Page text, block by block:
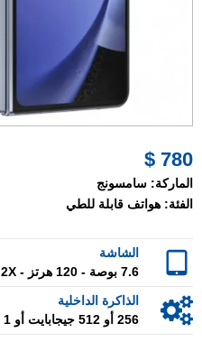
780 $
الماركة: سامسونج
الفئة: هواتف قابلة للطي
الشاشة
7.6 بوصة - 120 هرتز - Dynamic AMOLED 2X
الذاكرة الداخلية
256 أو 512 جيجابايت أو 1 تيرابايت